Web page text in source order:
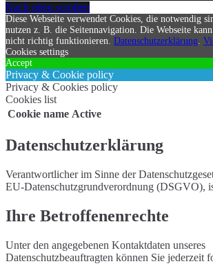
Nach oben scrollen
Diese Webseite verwendet Cookies, die notwendig
nutzen z. B. die Seitennavigation. Die Webseite
nicht richtig funktionieren. Datenschutzerklärung.
Cookies settings
Accept
Privacy & Cookie policy
Privacy & Cookies policy
Cookies list
Cookie name Active
Datenschutzerklärung
Verantwortlicher im Sinne der
EU-Datenschutzgrundverordnung (DSGVO),
Ihre Betroffenenrechte
Unter den angegebenen Kontaktdaten unseres
Datenschutzbeauftragten können Sie jederzeit